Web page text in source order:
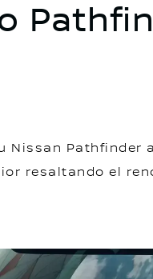
Nissan Pathfinder a
resaltando el